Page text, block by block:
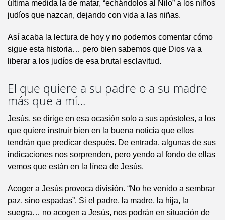
última medida la de matar, “echándolos al Nilo” a los niños
judíos que nazcan, dejando con vida a las niñas.
Así acaba la lectura de hoy y no podemos comentar cómo
sigue esta historia… pero bien sabemos que Dios va a
liberar a los judíos de esa brutal esclavitud.
El que quiere a su padre o a su madre
más que a mí…
Jesús, se dirige en esa ocasión solo a sus apóstoles, a los
que quiere instruir bien en la buena noticia que ellos
tendrán que predicar después. De entrada, algunas de sus
indicaciones nos sorprenden, pero yendo al fondo de ellas
vemos que están en la línea de Jesús.
Acoger a Jesús provoca división. “No he venido a sembrar
paz, sino espadas”. Si el padre, la madre, la hija, la
suegra… no acogen a Jesús, nos podrán en situación de